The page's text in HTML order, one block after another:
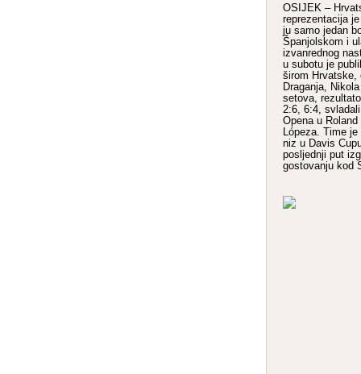
OSIJEK –
reprezentacija
ju samo jedan
Španjolskom i
izvanrednog
u subotu je
širom Hrvatske,
Draganja,
setova,
2:6, 6:4,
Opena u
Lópeza. Time
niz u Davis
posljednji put
gostovanju kod